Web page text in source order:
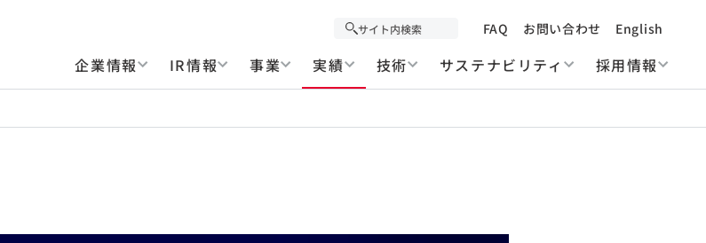
FAQ お問い合わせ English
企業情報 IR情報 事業 実績 技術 サステナビリティ 採用情報